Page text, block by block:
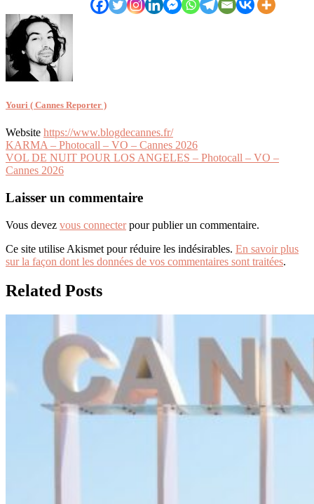
Youri ( Cannes Reporter )
Website https://www.blogdecannes.fr/
Navigation
de
KARMA – Photocall – VO – Cannes 2026
VOL DE NUIT POUR LOS ANGELES – Photocall – VO –
Cannes 2026
Laisser un commentaire
Vous devez vous connecterpour publier un commentaire.
Ce site utilise Akismet pour réduire les indésirables. En savoir plus
sur la façon dont les données de vos commentaires sont traitées.
Related Posts